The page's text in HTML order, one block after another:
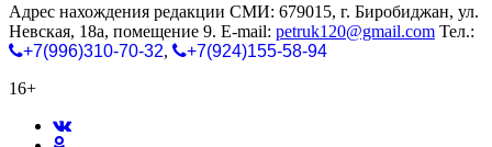
Адрес нахождения редакции СМИ: 679015, г. Биробиджан, ул.
Невская, 18а, помещение 9. E-mail: petruk120@gmail.com Тел.:
+7(996)310-70-32,
+7(924)155-58-94
16+